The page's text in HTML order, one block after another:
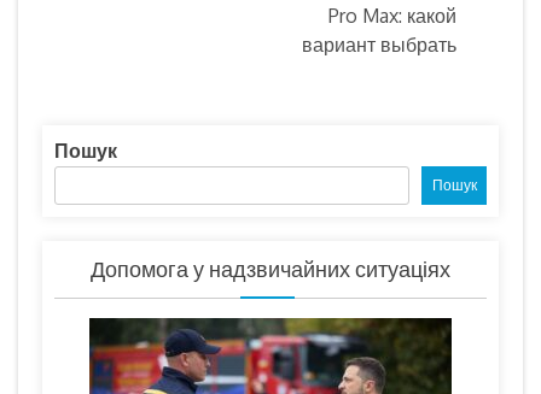
Pro Max: какой
вариант выбрать
Пошук
Пошук
Допомога у надзвичайних ситуаціях